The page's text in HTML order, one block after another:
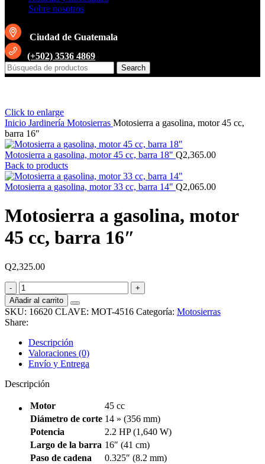
Sobre nosotros
Ciudad de Guatemala
(+502) 3536 4869
Search
Click to enlarge
Inicio Jardinería Motosierras Motosierra a gasolina, motor 45 cc,
barra 16″
Motosierra a gasolina, motor 45 cc, barra 18" Q2,365.00
Back to products
Motosierra a gasolina, motor 33 cc, barra 14" Q2,065.00
Motosierra a gasolina, motor
45 cc, barra 16″
Q2,325.00
Motosierra
a
gasolina,
motor
45
cc,
barra
16"
cantidad
Añadir al carrito
SKU: 16620 CLAVE: MOT-4516 Categoría: Motosierras
Share:
Descripción
Valoraciones (0)
Envío y Entrega
Descripción
Motor
45 cc
Diámetro de corte 14 » (356 mm)
Potencia
2.2 HP (1,640 W)
Largo de la barra 16″ (41 cm)
Paso de cadena
0.325″ (8.2 mm)